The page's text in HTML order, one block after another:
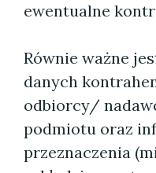
ewentualne
Równie ważne
danych
odbiorcy/
podmiotu oraz
przeznaczenia